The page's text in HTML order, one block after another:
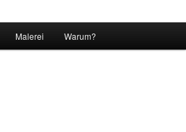
Malerei Warum?